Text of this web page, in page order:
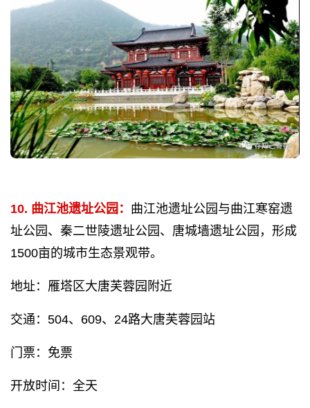
10. 曲江池遗址公园： 曲江池遗址公园与曲江寒窑遗
址公园、秦二世陵遗址公园、唐城墙遗址公园，形成
1500亩的城市生态景观带。
地址：雁塔区大唐芙蓉园附近
交通：504、609、24路大唐芙蓉园站
门票：免票
开放时间：全天